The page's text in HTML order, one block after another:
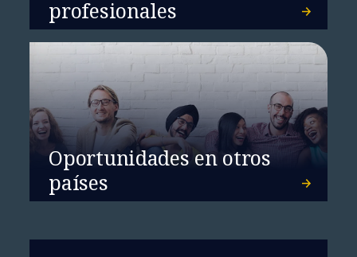
profesionales
Oportunidades en otros
países